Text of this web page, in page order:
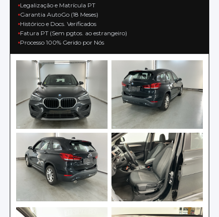
Legalização e Matrícula PT
Garantia AutoGo (18 Meses)
Histórico e Docs. Verificados
Fatura PT (Sem pgtos. ao estrangeiro)
Processo 100% Gerido por Nós